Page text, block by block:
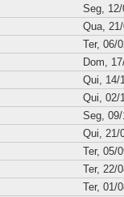
Seg,
Qua,
Ter, 06/
Dom,
Qui, 14/
Qui, 02/
Seg,
Qui, 21/
Ter, 05/
Ter, 22/
Ter, 01/